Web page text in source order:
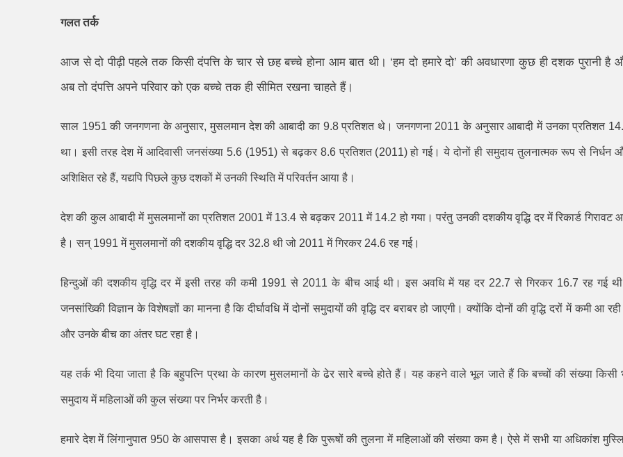
गलततर्क
आज से दो पीढ़ी पहले तक किसी दंपत्ति के चार से छह बच्चे होना आम बात थी। ‘हम दो हमारे दो’की अवधारणा कुछ ही दशक पुरानी है
अब तो दंपत्ति अपने परिवार को एक बच्चे तक ही सीमित रखना चाहते हैं।
साल 1951 की जनगणना के अनुसार,मुसलमान देश की आबादी का 9.8प्रतिशत थे। जनगणना 2011 के अनुसार आबादी में उनका प्रतिशत
था। इसी तरह देश में आदिवासी जनसंख्या 5.6 (1951)से बढ़कर 8.6प्रतिशत (2011)हो गई। ये दोनों ही समुदाय तुलनात्मक रूप से निर्धन
अशिक्षित रहे हैं,यद्यपि पिछले कुछ दशकों में उनकी स्थिति में परिवर्तन आया है।
देश की कुल आबादी में मुसलमानों का प्रतिशत 2001 में 13.4 से बढ़कर 2011 में 14.2 हो गया। परंतु उनकी दशकीय वृद्धि दर में रिकार्ड गिरावट
है। सन् 1991 में मुसलमानों की दशकीय वृद्धि दर 32.8 थी जो 2011 में गिरकर 24.6रह गई।
हिन्दुओं की दशकीय वृद्धि दर में इसी तरह की कमी 1991 से 2011 के बीच आई थी। इस अवधि में यह दर 22.7 से गिरकर 16.7 रह गई
जनसांख्किी विज्ञान के विशेषज्ञों का मानना है कि दीर्घावधि में दोनों समुदायों की वृद्धि दर बराबर हो जाएगी। क्योंकि दोनों की वृद्धि दरों में कमी आ
और उनके बीच का अंतर घट रहा है।
यह तर्क भी दिया जाता है कि बहुपत्नि प्रथा के कारण मुसलमानों के ढेर सारे बच्चे होते हैं। यह कहने वाले भूल जाते हैं कि बच्चों की संख्या किसी
समुदाय में महिलाओं की कुल संख्या पर निर्भर करती है।
हमारे देश में लिंगानुपात 950के आसपास है। इसका अर्थ यह है कि पुरूषों की तुलना में महिलाओं की संख्या कम है। ऐसे में सभी या अधिकांश